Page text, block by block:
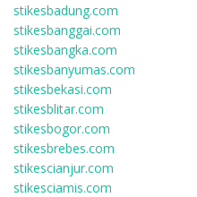
stikesbadung.com
stikesbanggai.com
stikesbangka.com
stikesbanyumas.com
stikesbekasi.com
stikesblitar.com
stikesbogor.com
stikesbrebes.com
stikescianjur.com
stikesciamis.com